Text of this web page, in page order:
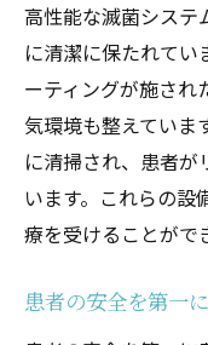
高性能な滅菌システ
に清潔に保たれてい
ーティングが施され
気環境も整えていま
に清掃され、患者が
います。これらの設
療を受けることがで
患者の安全を第一